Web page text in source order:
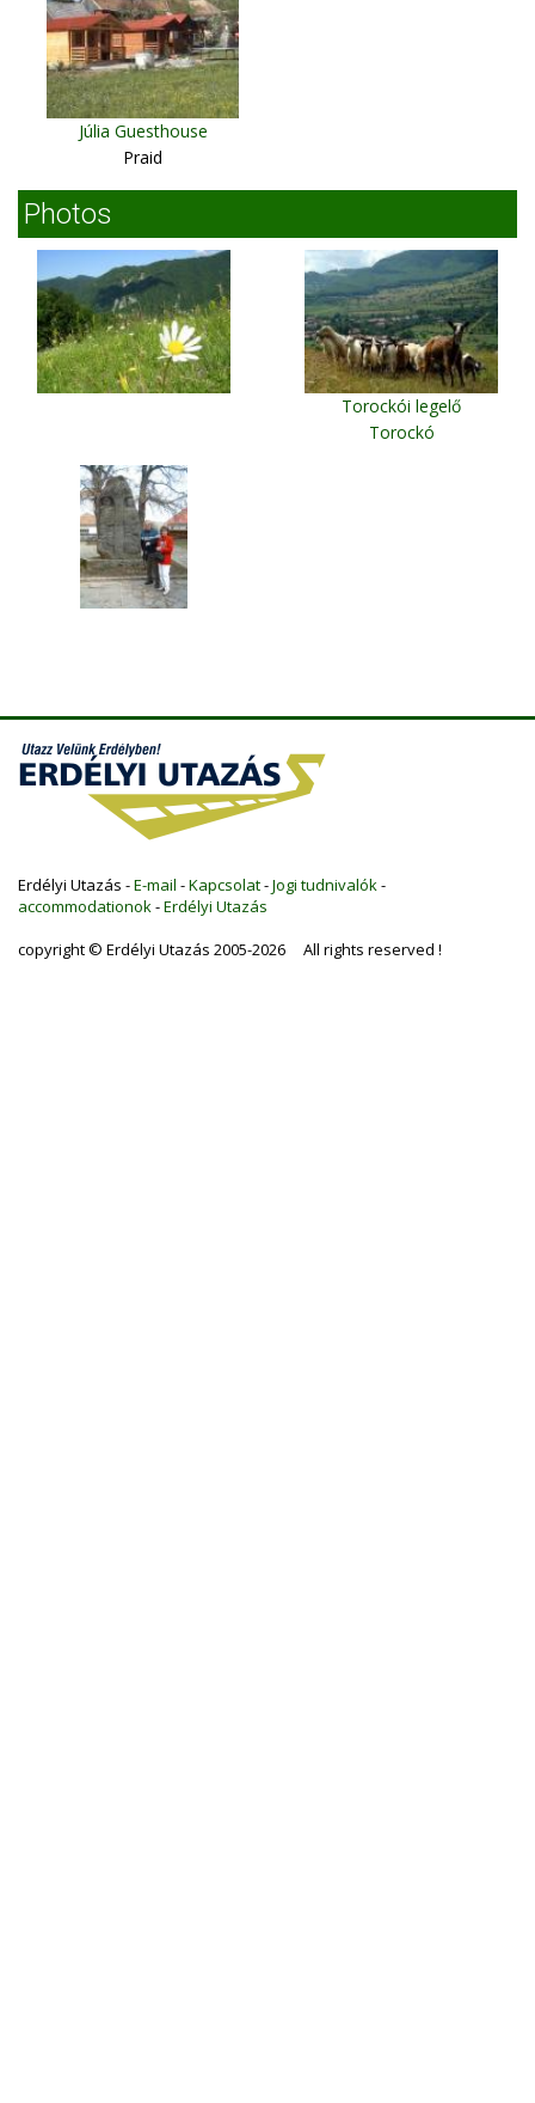
Júlia Guesthouse
Praid
Photos
Torockói legelő
Torockó
Erdélyi Utazás -E-mail -Kapcsolat-Jogi tudnivalók -
accommodationok -Erdélyi Utazás
copyright © Erdélyi Utazás 2005-2026 All rights reserved !